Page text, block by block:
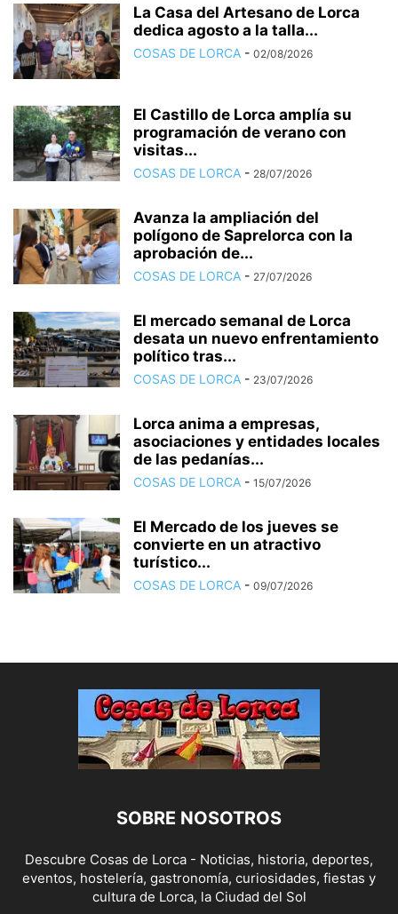
La Casa del Artesano de Lorca
dedica agosto a la talla...
COSAS DE LORCA - 02/08/2026
El Castillo de Lorca amplía su
programación de verano con
visitas...
COSAS DE LORCA - 28/07/2026
Avanza la ampliación del
polígono de Saprelorca con la
aprobación de...
COSAS DE LORCA - 27/07/2026
El mercado semanal de Lorca
desata un nuevo enfrentamiento
político tras...
COSAS DE LORCA - 23/07/2026
Lorca anima a empresas,
asociaciones y entidades locales
de las pedanías...
COSAS DE LORCA - 15/07/2026
El Mercado de los jueves se
convierte en un atractivo
turístico...
COSAS DE LORCA - 09/07/2026
SOBRE NOSOTROS
Descubre Cosas de Lorca - Noticias, historia, deportes,
eventos, hostelería, gastronomía, curiosidades, fiestas y
cultura de Lorca, la Ciudad del Sol